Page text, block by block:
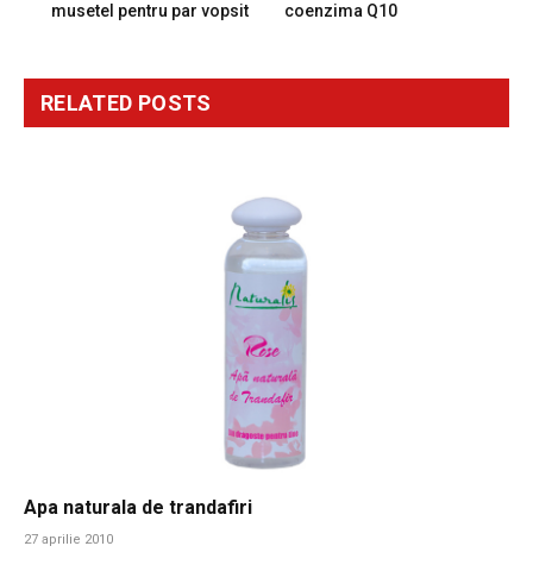
musetel pentru par vopsit
coenzima Q10
RELATED POSTS
Apa naturala de trandafiri
27 aprilie 2010